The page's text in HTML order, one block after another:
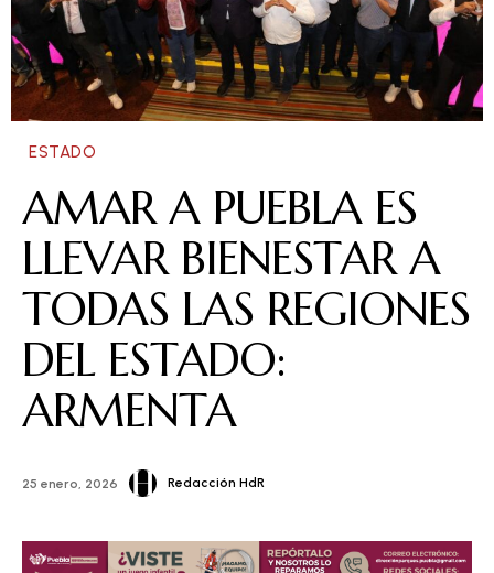
ESTADO
AMAR A PUEBLA ES
LLEVAR BIENESTAR A
TODAS LAS REGIONES
DEL ESTADO:
ARMENTA
25 enero, 2026 Redacción HdR